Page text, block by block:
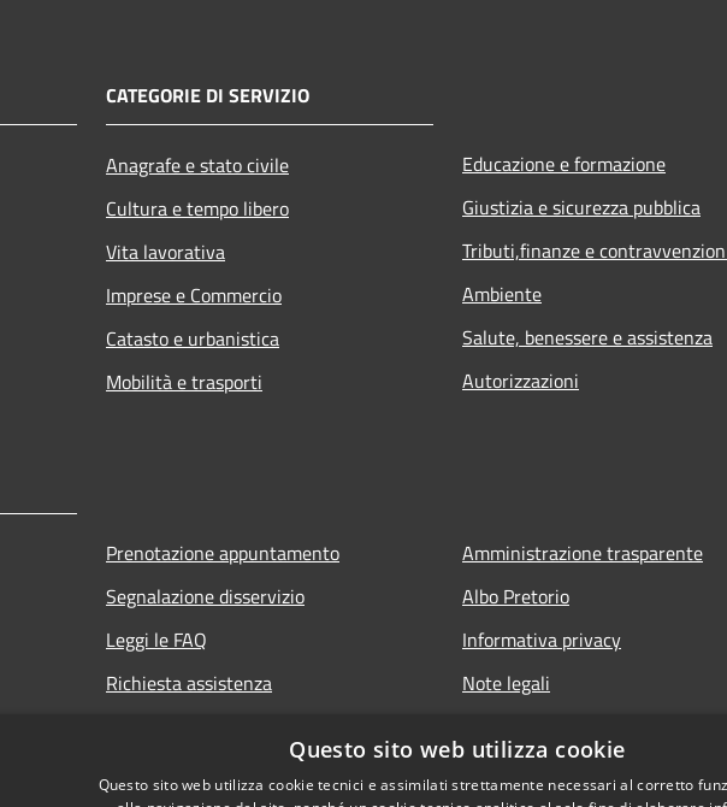
CATEGORIE DI SERVIZIO
Anagrafe e stato civile
Cultura e tempo libero
Vita lavorativa
Imprese e Commercio
Catasto e urbanistica
Mobilità e trasporti
Educazione e formazione
Giustizia e sicurezza pubblica
Tributi,finanze e
Ambiente
Salute, benessere e assistenza
Autorizzazioni
Prenotazione appuntamento
Segnalazione disservizio
Leggi le FAQ
Richiesta assistenza
Amministrazione trasparente
Albo Pretorio
Informativa privacy
Note legali
Questo sito web utilizza cookie
Questo sito web utilizza cookie tecnici e assimilati strettamente necessari al corretto